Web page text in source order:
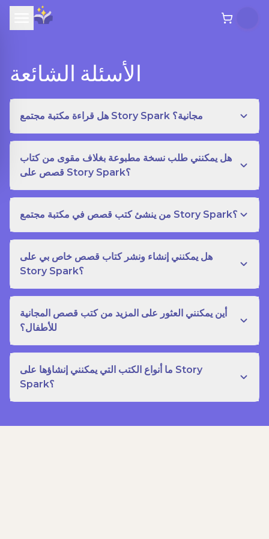
الأسئلة الشائعة
هل قراءة مكتبة مجتمع Story Spark مجانية؟
هل يمكنني طلب نسخة مطبوعة بغلاف مقوى من كتاب
قصص على Story Spark؟
من ينشئ كتب قصص في مكتبة مجتمع Story Spark؟
هل يمكنني إنشاء ونشر كتاب قصص خاص بي على
Story Spark؟
أين يمكنني العثور على المزيد من كتب قصص المجانية
للأطفال؟
ما أنواع الكتب التي يمكنني إنشاؤها على Story
Spark؟